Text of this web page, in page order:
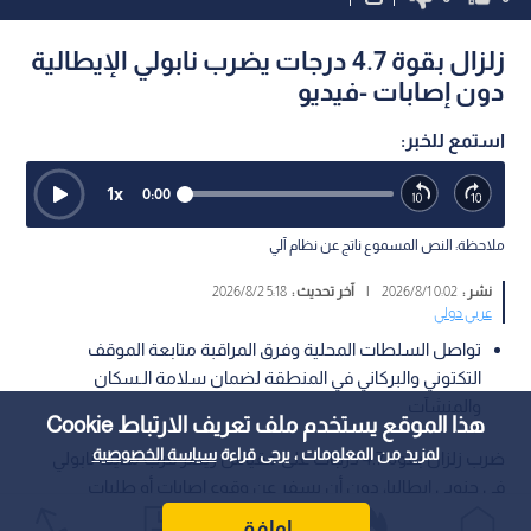
هذا الموقع يستخدم ملف تعريف الارتباط Cookie
لمزيد من المعلومات ، يرجى قراءةسياسة الخصوصية
زلزال بقوة 4.7 درجات يضرب نابولي الإيطالية
دون إصابات -فيديو
استمع للخبر:
0:00
1x
ملاحظة: النص المسموع ناتج عن نظام آلي
نشر :0:02 2026/8/1
| آخر تحديث :5:18 2026/8/2
عربي دولي
تواصل السلطات المحلية وفرق المراقبة متابعة الموقف
التكتوني والبركاني في المنطقة لضمان سلامة الـسكان
ضرب زلزال بقوة 4.7 درجات على مقياس ريختر قرب مدينة نابولي